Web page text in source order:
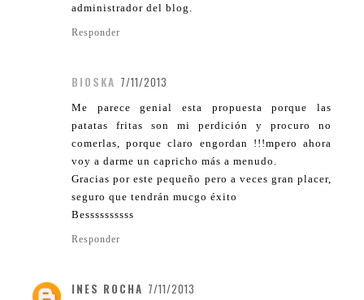
administrador del blog.
Responder
BIOSKA 7/11/2013
Me parece genial esta propuesta porque las
patatas fritas son mi perdición y procuro no
comerlas, porque claro engordan !!!mpero ahora
voy a darme un capricho más a menudo.
Gracias por este pequeño pero a veces gran placer,
seguro que tendrán mucgo éxito
Bessssssssss
Responder
INES ROCHA 7/11/2013